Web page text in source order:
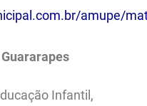
amupe/
Infantil,